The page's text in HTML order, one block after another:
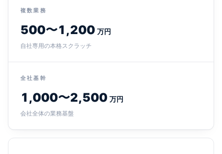
複数業務
500〜1,200 万円
自社専用の本格スクラッチ
全社基幹
1,000〜2,500 万円
会社全体の業務基盤